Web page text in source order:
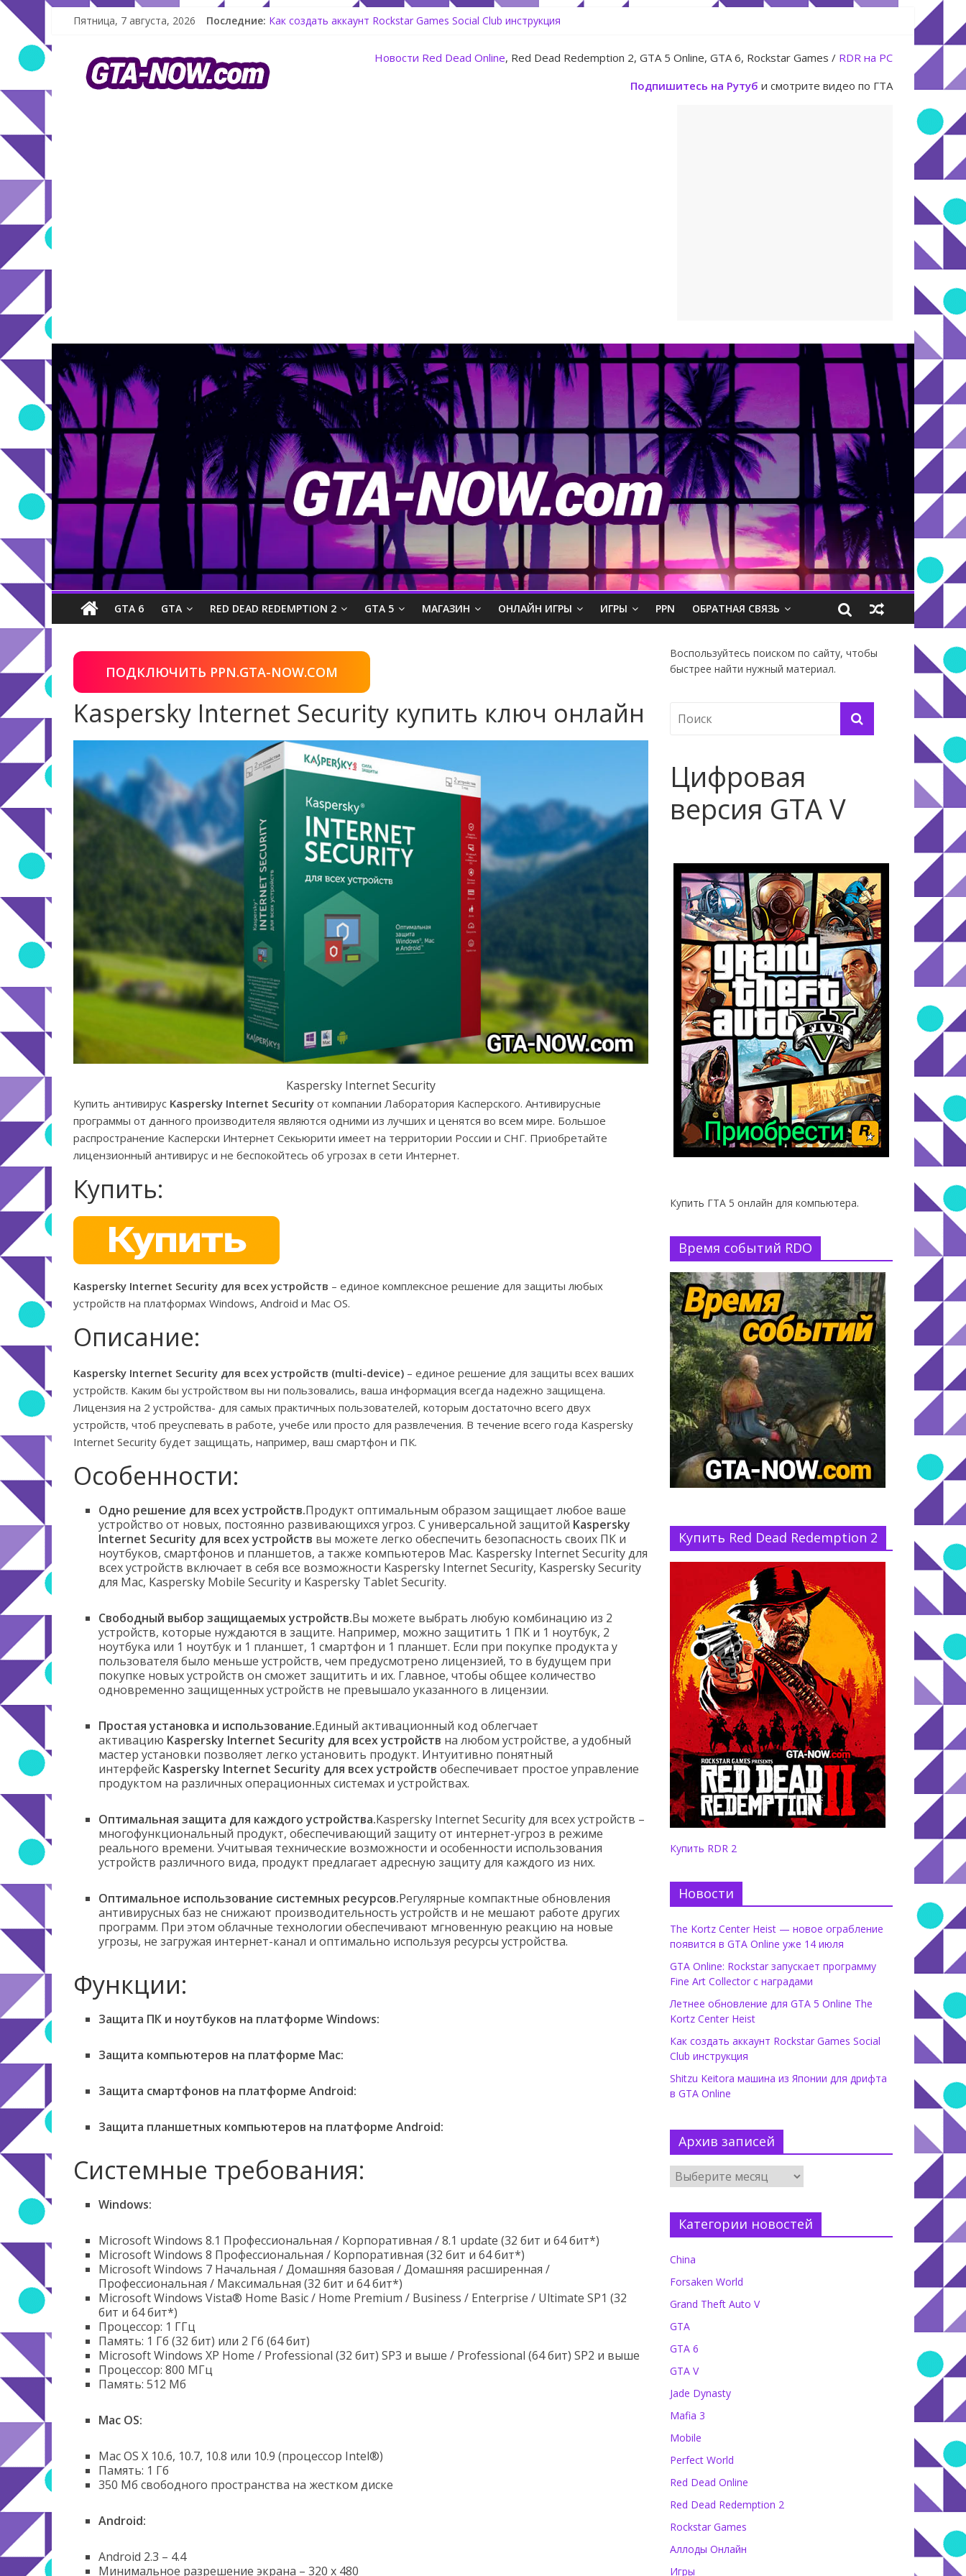
Пятница, 7 августа, 2026 Последние: Летнее обновление для GTA 5 Online The Kortz Center Heist
Как создать аккаунт Rockstar Games Social Club инструкция
The Kortz Center Heist — новое ограбление появится в GTA Online уже 14 июля
GTA Online: Rockstar запускает программу Fine Art Collector с наградами
Новости Red Dead Online, Red Dead Redemption 2, GTA 5 Online, GTA 6, Rockstar Games / RDR на PC
Подпишитесь на Рутуб и смотрите видео по ГТА
GTA 6 GTA RED DEAD REDEMPTION 2 GTA 5 МАГАЗИН ОНЛАЙН ИГРЫ ИГРЫ PPN ОБРАТНАЯ СВЯЗЬ
ПОДКЛЮЧИТЬ PPN.GTA-NOW.COM
Kaspersky Internet Security купить ключ онлайн
Kaspersky Internet Security
Купить антивирус Kaspersky Internet Security от компании Лаборатория Касперского. Антивирусные
программы от данного производителя являются одними из лучших и ценятся во всем мире. Большое
распространение Касперски Интернет Секьюрити имеет на территории России и СНГ. Приобретайте
лицензионный антивирус и не беспокойтесь об угрозах в сети Интернет.
Купить:
Kaspersky Internet Security для всех устройств – единое комплексное решение для защиты любых
устройств на платформах Windows, Android и Mac OS.
Описание:
Kaspersky Internet Security для всех устройств (multi-device) – единое решение для защиты всех ваших
устройств. Каким бы устройством вы ни пользовались, ваша информация всегда надежно защищена.
Лицензия на 2 устройства- для самых практичных пользователей, которым достаточно всего двух
устройств, чтоб преуспевать в работе, учебе или просто для развлечения. В течение всего года Kaspersky
Internet Security будет защищать, например, ваш смартфон и ПК.
Особенности:
Одно решение для всех устройств.Продукт оптимальным образом защищает любое ваше
устройство от новых, постоянно развивающихся угроз. С универсальной защитой Kaspersky
Internet Security для всех устройств вы можете легко обеспечить безопасность своих ПК и
ноутбуков, смартфонов и планшетов, а также компьютеров Mac. Kaspersky Internet Security для
всех устройств включает в себя все возможности Kaspersky Internet Security, Kaspersky Security
для Mac, Kaspersky Mobile Security и Kaspersky Tablet Security.
Свободный выбор защищаемых устройств.Вы можете выбрать любую комбинацию из 2
устройств, которые нуждаются в защите. Например, можно защитить 1 ПК и 1 ноутбук, 2
ноутбука или 1 ноутбук и 1 планшет, 1 смартфон и 1 планшет. Если при покупке продукта у
пользователя было меньше устройств, чем предусмотрено лицензией, то в будущем при
покупке новых устройств он сможет защитить и их. Главное, чтобы общее количество
одновременно защищенных устройств не превышало указанного в лицензии.
Простая установка и использование.Единый активационный код облегчает
активацию Kaspersky Internet Security для всех устройств на любом устройстве, а удобный
мастер установки позволяет легко установить продукт. Интуитивно понятный
интерфейс Kaspersky Internet Security для всех устройств обеспечивает простое управление
продуктом на различных операционных системах и устройствах.
Оптимальная защита для каждого устройства.Kaspersky Internet Security для всех устройств –
многофункциональный продукт, обеспечивающий защиту от интернет-угроз в режиме
реального времени. Учитывая технические возможности и особенности использования
устройств различного вида, продукт предлагает адресную защиту для каждого из них.
Оптимальное использование системных ресурсов.Регулярные компактные обновления
антивирусных баз не снижают производительность устройств и не мешают работе других
программ. При этом облачные технологии обеспечивают мгновенную реакцию на новые
угрозы, не загружая интернет-канал и оптимально используя ресурсы устройства.
Функции:
Защита ПК и ноутбуков на платформе Windows:
Защита компьютеров на платформе Mac:
Защита смартфонов на платформе Android:
Защита планшетных компьютеров на платформе Android:
Системные требования:
Windows:
Microsoft Windows 8.1 Профессиональная / Корпоративная / 8.1 update (32 бит и 64 бит*)
Microsoft Windows 8 Профессиональная / Корпоративная (32 бит и 64 бит*)
Microsoft Windows 7 Начальная / Домашняя базовая / Домашняя расширенная /
Профессиональная / Максимальная (32 бит и 64 бит*)
Microsoft Windows Vista® Home Basic / Home Premium / Business / Enterprise / Ultimate SP1 (32
бит и 64 бит*)
Процессор: 1 ГГц
Память: 1 Гб (32 бит) или 2 Гб (64 бит)
Microsoft Windows XP Home / Professional (32 бит) SP3 и выше / Professional (64 бит) SP2 и выше
Процессор: 800 MГц
Память: 512 Mб
Мас OS:
Mac OS X 10.6, 10.7, 10.8 или 10.9 (процессор Intel®)
Память: 1 Гб
350 Мб свободного пространства на жестком диске
Android:
Android 2.3 – 4.4
Минимальное разрешение экрана – 320 х 480
Воспользуйтесь поиском по сайту, чтобы
быстрее найти нужный материал.
Цифровая
версия GTA V
Купить ГТА 5 онлайн для компьютера.
Время событий RDO
Купить Red Dead Redemption 2
Купить RDR 2
Новости
The Kortz Center Heist — новое ограбление
появится в GTA Online уже 14 июля
GTA Online: Rockstar запускает программу
Fine Art Collector с наградами
Летнее обновление для GTA 5 Online The
Kortz Center Heist
Как создать аккаунт Rockstar Games Social
Club инструкция
Shitzu Keitora машина из Японии для дрифта
в GTA Online
Архив записей
Категории новостей
China
Forsaken World
Grand Theft Auto V
GTA
GTA 6
GTA V
Jade Dynasty
Mafia 3
Mobile
Perfect World
Red Dead Online
Red Dead Redemption 2
Rockstar Games
Аллоды Онлайн
Игры